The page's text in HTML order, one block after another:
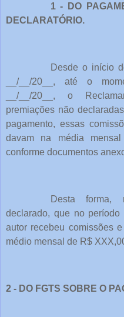
1 - DO
DECLARATÓRIO.
Desde o início
__/__/20__, até o
__/__/20__, o
premiações não
pagamento, essas
davam na média
conforme documentos
Desta forma,
declarado, que no
autor recebeu comissões
médio mensal de R$
2 - DO FGTS SOBRE O